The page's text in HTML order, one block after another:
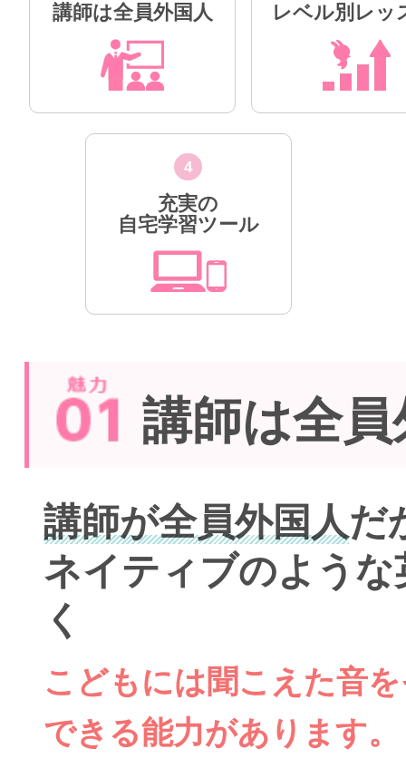
講師は全員外国人 レベル別レッ
4
充実の
自宅学習ツール
講師は全
講師が全員外国人だ
ネイティブのよう
く
こどもには聞こえた音
できる能力があります。